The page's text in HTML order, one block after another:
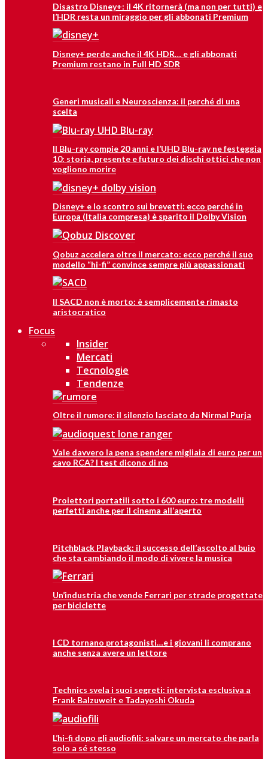
Disastro Disney+: il 4K ritornerà (ma non per tutti) e
l’HDR resta un miraggio per gli abbonati Premium
Disney+ perde anche il 4K HDR… e gli abbonati
Premium restano in Full HD SDR
Generi musicali e Neuroscienza: il perché di una
scelta
Il Blu-ray compie 20 anni e l’UHD Blu-ray ne festeggia
10: storia, presente e futuro dei dischi ottici che non
vogliono morire
Disney+ e lo scontro sui brevetti: ecco perché in
Europa (Italia compresa) è sparito il Dolby Vision
Qobuz accelera oltre il mercato: ecco perché il suo
modello “hi-fi” convince sempre più appassionati
Il SACD non è morto: è semplicemente rimasto
aristocratico
Focus
Insider
Mercati
Tecnologie
Tendenze
Oltre il rumore: il silenzio lasciato da Nirmal Purja
Vale davvero la pena spendere migliaia di euro per un
cavo RCA? I test dicono di no
Proiettori portatili sotto i 600 euro: tre modelli
perfetti anche per il cinema all’aperto
Pitchblack Playback: il successo dell’ascolto al buio
che sta cambiando il modo di vivere la musica
Un’industria che vende Ferrari per strade progettate
per biciclette
I CD tornano protagonisti…e i giovani li comprano
anche senza avere un lettore
Technics svela i suoi segreti: intervista esclusiva a
Frank Balzuweit e Tadayoshi Okuda
L’hi-fi dopo gli audiofili: salvare un mercato che parla
solo a sé stesso